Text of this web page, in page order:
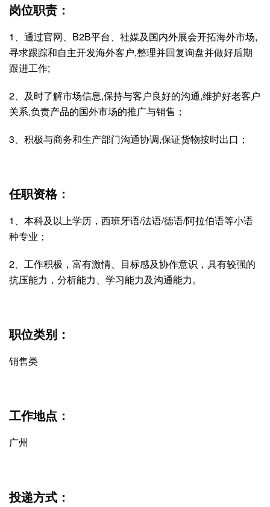
岗位职责：
1、通过官网、B2B平台、社媒及国内外展会开拓海外市场,
寻求跟踪和自主开发海外客户,整理并回复询盘并做好后期
跟进工作;
2、及时了解市场信息,保持与客户良好的沟通,维护好老客户
关系,负责产品的国外市场的推广与销售；
3、积极与商务和生产部门沟通协调,保证货物按时出口；
任职资格：
1、本科及以上学历，西班牙语/法语/德语/阿拉伯语等小语
种专业；
2、工作积极，富有激情、目标感及协作意识，具有较强的
抗压能力，分析能力、学习能力及沟通能力。
职位类别：
销售类
工作地点：
广州
投递方式：